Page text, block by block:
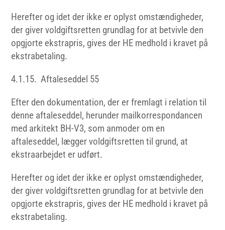
Herefter og idet der ikke er oplyst omstændigheder,
der giver voldgiftsretten grundlag for at betvivle den
opgjorte ekstrapris, gives der HE medhold i kravet på
ekstrabetaling.
4.1.15. Aftaleseddel 55
Efter den dokumentation, der er fremlagt i relation til
denne aftaleseddel, herunder mailkorrespondancen
med arkitekt BH-V3, som anmoder om en
aftaleseddel, lægger voldgiftsretten til grund, at
ekstraarbejdet er udført.
Herefter og idet der ikke er oplyst omstændigheder,
der giver voldgiftsretten grundlag for at betvivle den
opgjorte ekstrapris, gives der HE medhold i kravet på
ekstrabetaling.